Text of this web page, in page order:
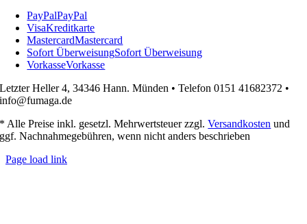
PayPalPayPal
VisaKreditkarte
MastercardMastercard
Sofort ÜberweisungSofort Überweisung
VorkasseVorkasse
Letzter Heller 4, 34346 Hann. Münden • Telefon 0151 41682372 •
info@fumaga.de
* Alle Preise inkl. gesetzl. Mehrwertsteuer zzgl.Versandkosten und
ggf. Nachnahmegebühren, wenn nicht anders beschrieben
Page load link